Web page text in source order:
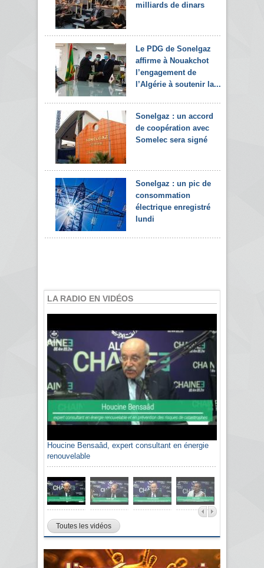
milliards de dinars
Le PDG de Sonelgaz
affirme à Nouakchot
l’engagement de
l’Algérie à soutenir la...
Sonelgaz : un accord
de coopération avec
Somelec sera signé
Sonelgaz : un pic de
consommation
électrique enregistré
lundi
LA RADIO EN VIDÉOS
Houcine Bensaâd, expert consultant en énergie
renouvelable
Toutes les vidéos